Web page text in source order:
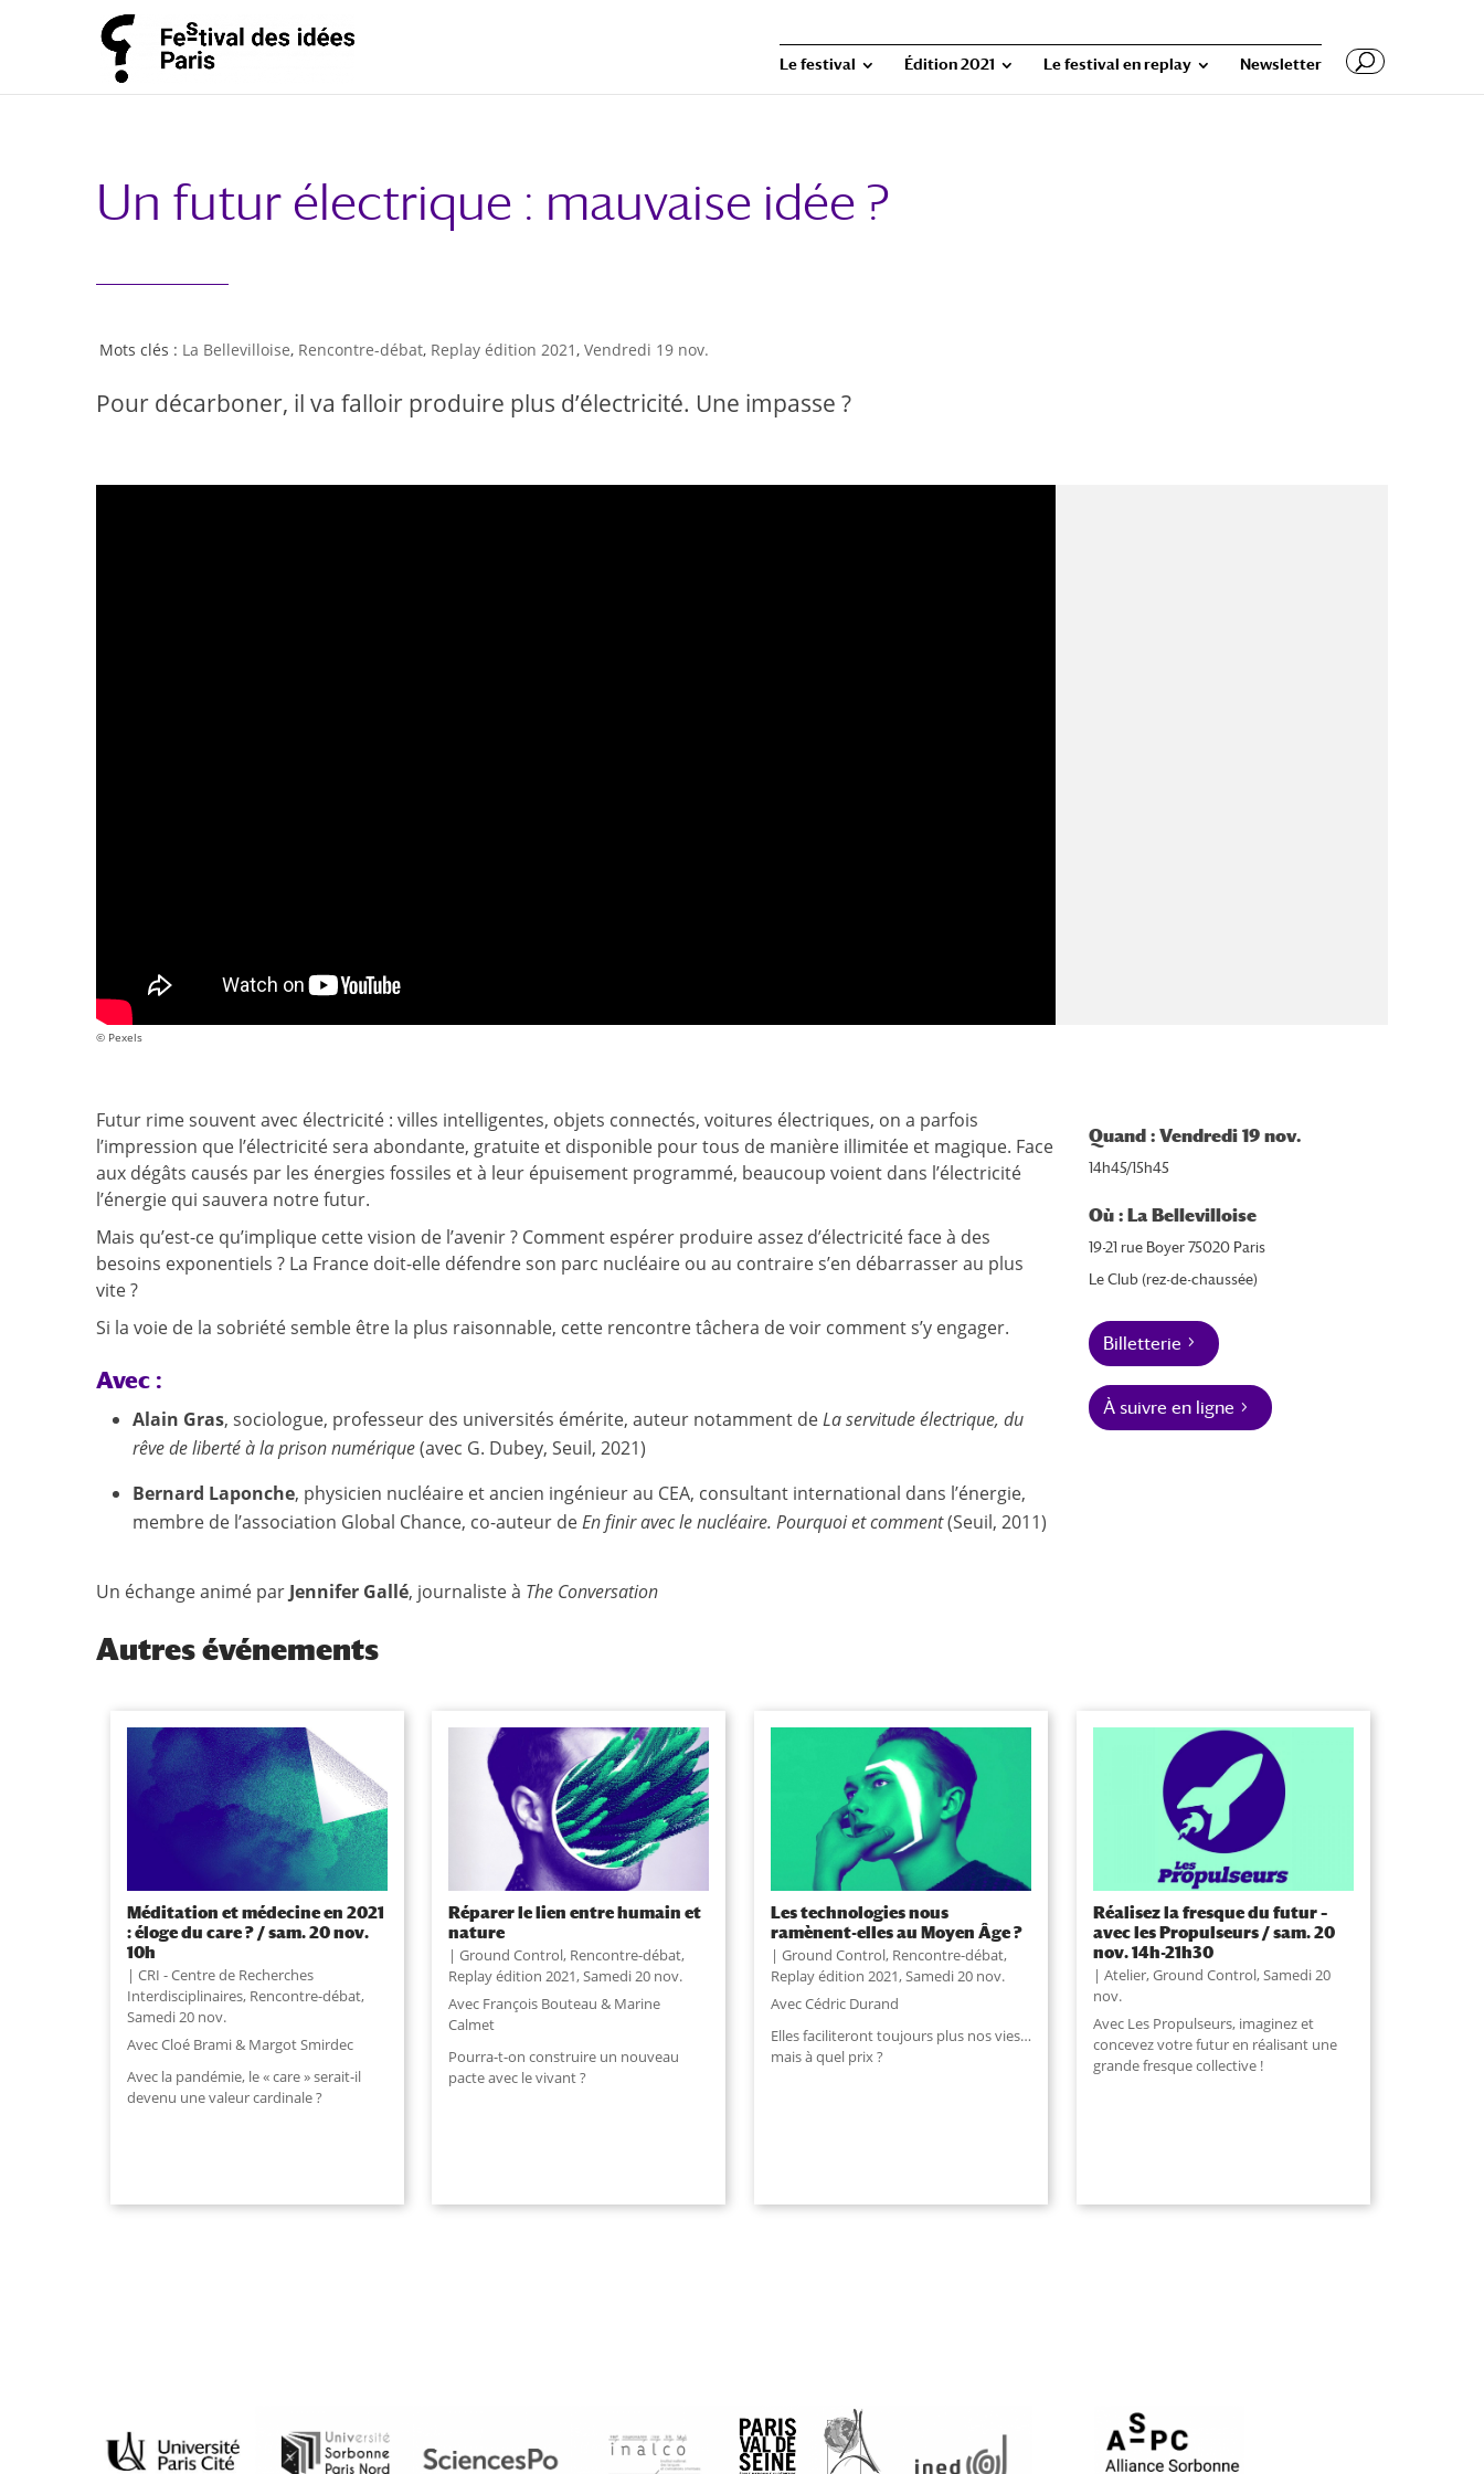
Le festival Édition 2021 Le festival en replay Newsletter
Un futur électrique : mauvaise idée ?
La Bellevilloise, Rencontre-débat, Replay édition 2021, Vendredi 19 nov.
Pour décarboner, il va falloir produire plus d’électricité. Une impasse ?
© Pexels
Futur rime souvent avec électricité : villes intelligentes, objets connectés, voitures électriques, on a parfois
l’impression que l’électricité sera abondante, gratuite et disponible pour tous de manière illimitée et magique. Face
aux dégâts causés par les énergies fossiles et à leur épuisement programmé, beaucoup voient dans l’électricité
l’énergie qui sauvera notre futur.
Mais qu’est-ce qu’implique cette vision de l’avenir ? Comment espérer produire assez d’électricité face à des
besoins exponentiels ? La France doit-elle défendre son parc nucléaire ou au contraire s’en débarrasser au plus
vite ?
Si la voie de la sobriété semble être la plus raisonnable, cette rencontre tâchera de voir comment s’y engager.
Avec :
Alain Gras, sociologue, professeur des universités émérite, auteur notamment deLa servitude électrique, du
rêve de liberté à la prison numérique(avec G. Dubey, Seuil, 2021)
Bernard Laponche, physicien nucléaire et ancien ingénieur au CEA, consultant international dans l’énergie,
membre de l’association Global Chance, co-auteur deEn finir avec le nucléaire. Pourquoi et comment(Seuil, 2011)
Un échange animé par Jennifer Gallé, journaliste à The Conversation
Quand : Vendredi 19 nov.
14h45/15h45
Où : La Bellevilloise
19-21 rue Boyer 75020 Paris
Le Club (rez-de-chaussée)
Billetterie
À suivre en ligne
Autres événements
Méditation et médecine en 2021
: éloge du care ? / sam. 20 nov.
10h
CRI - Centre de Recherches
Interdisciplinaires, Rencontre-débat,
Samedi 20 nov.
Avec Cloé Brami & Margot Smirdec
Avec la pandémie, le « care » serait-il
devenu une valeur cardinale ?
Réparer le lien entre humain et
nature
Ground Control, Rencontre-débat,
Replay édition 2021,Samedi 20 nov.
Avec François Bouteau & Marine
Calmet
Pourra-t-on construire un nouveau
pacte avec le vivant ?
Les technologies nous
ramènent-elles au Moyen Âge ?
Ground Control, Rencontre-débat,
Replay édition 2021,Samedi 20 nov.
Avec Cédric Durand
Elles faciliteront toujours plus nos vies…
mais à quel prix ?
Réalisez la fresque du futur –
avec les Propulseurs / sam. 20
nov. 14h-21h30
Atelier,Ground Control,Samedi 20
nov.
Avec Les Propulseurs, imaginez et
concevez votre futur en réalisant une
grande fresque collective !